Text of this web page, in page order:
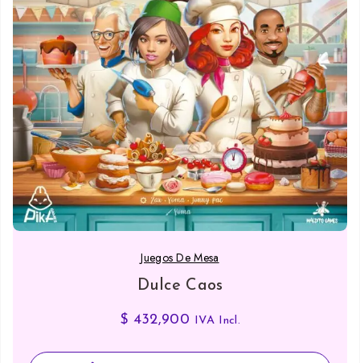
Juegos De Mesa
Dulce Caos
$ 432,900 IVA Incl.